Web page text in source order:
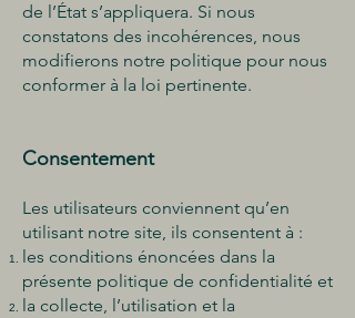
de l’État s’appliquera. Si nous
constatons des incohérences, nous
modifierons notre politique pour nous
conformer à la loi pertinente.
Consentement
Les utilisateurs conviennent qu’en
utilisant notre site, ils consentent à :
les conditions énoncées dans la
présente politique de confidentialité et
la collecte, l’utilisation et la